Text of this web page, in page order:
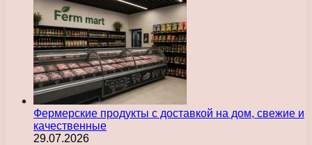
Фермерские продукты с доставкой на дом, свежие и
качественные
29.07.2026